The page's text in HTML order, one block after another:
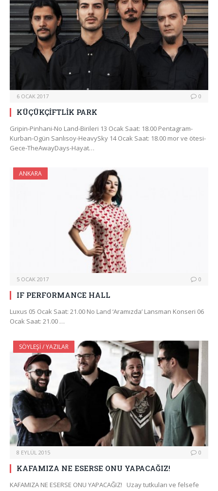
6 OCAK 2017 0
KÜÇÜKÇİFTLİK PARK
Gripin-Pinhani-No Land-Birileri 13 Ocak Saat: 18.00 Pentagram-
Kurban-Ogün Sanlısoy-HeavySky 14 Ocak Saat: 18.00 mor ve ötesi-
Gece-TheAwayDays-Hayat…
ANKARA
5 OCAK 2017 0
IF PERFORMANCE HALL
Luxus 05 Ocak Saat: 21.00 No Land ‘Aramızda’ Lansman Konseri 06
Ocak Saat: 21.00 …
SÖYLEŞI / YAZILAR
8 EYLÜL 2015 0
KAFAMIZA NE ESERSE ONU YAPACAĞIZ!
KAFAMIZA NE ESERSE ONU YAPACAĞIZ! Uzay tutkuları ve felsefe